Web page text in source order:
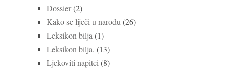
Dossier(2)
Kako se liječi u narodu (26)
Leksikon bilja (1)
Leksikon bilja. (13)
Ljekoviti napitci (8)